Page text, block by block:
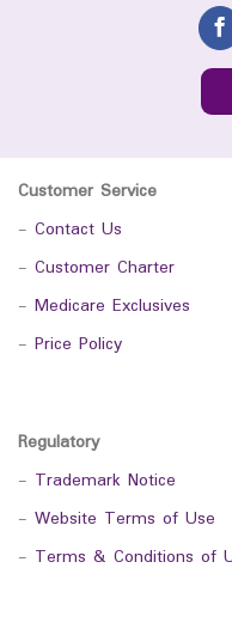
Customer Service
- Contact Us
- Customer Charter
- Medicare Exclusives
- Price Policy
Regulatory
- Trademark Notice
- Website Terms of Use
- Terms & Conditions of